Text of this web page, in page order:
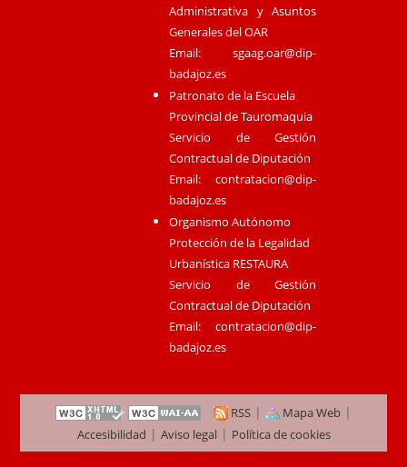
Administrativa y Asuntos
Generales del OAR
Email:sgaag.oar@dip-
badajoz.es
Patronato de la Escuela
Provincial de Tauromaquia
Servicio de Gestión
Contractual de Diputación
Email:contratacion@dip-
badajoz.es
Organismo Autónomo
Protección de la Legalidad
Urbanística RESTAURA
Servicio de Gestión
Contractual de Diputación
Email:contratacion@dip-
badajoz.es
RSS | Mapa Web |
Accesibilidad | Aviso legal| Política de cookies